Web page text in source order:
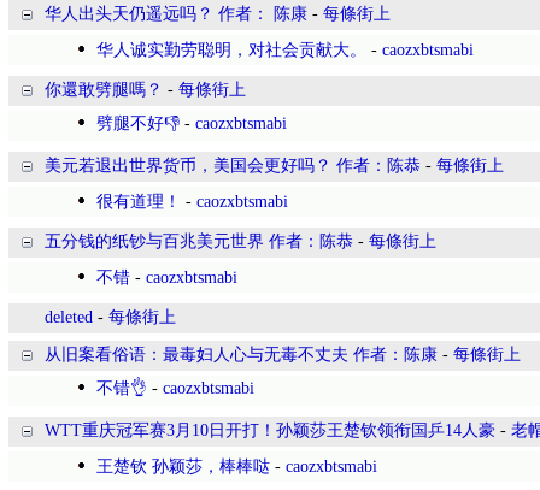
华人出头天仍遥远吗？ 作者： 陈康 - 每條街上
华人诚实勤劳聪明，对社会贡献大。
- caozxbtsmabi
你還敢劈腿嗎？ - 每條街上
劈腿不好👎 - caozxbtsmabi
美元若退出世界货币，美国会更好吗？ 作者：陈恭 - 每條街上
很有道理！
- caozxbtsmabi
五分钱的纸钞与百兆美元世界 作者：陈恭 - 每條街上
不错 - caozxbtsmabi
deleted - 每條街上
从旧案看俗语：最毒妇人心与无毒不丈夫 作者：陈康 - 每條街上
不错👌 - caozxbtsmabi
WTT重庆冠军赛3月10日开打！孙颖莎王楚钦领衔国乒14人豪 - 老
王楚钦 孙颖莎，棒棒哒 - caozxbtsmabi